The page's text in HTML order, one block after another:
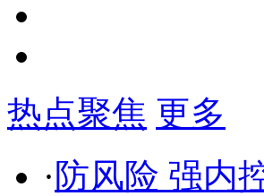
热点聚焦 更多
· 防风险 强内